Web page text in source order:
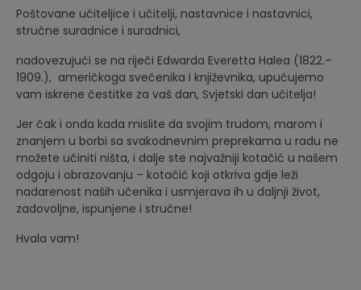
Poštovane učiteljice i učitelji, nastavnice i nastavnici,
stručne suradnice i suradnici,
nadovezujući se na riječi Edwarda Everetta Halea (1822.–
1909.), američkoga svećenika i književnika, upućujemo
vam iskrene čestitke za vaš dan, Svjetski dan učitelja!
Jer čak i onda kada mislite da svojim trudom, marom i
znanjem u borbi sa svakodnevnim preprekama u radu ne
možete učiniti ništa, i dalje ste najvažniji kotačić u našem
odgoju i obrazovanju – kotačić koji otkriva gdje leži
nadarenost naših učenika i usmjerava ih u daljnji život,
zadovoljne, ispunjene i stručne!
Hvala vam!